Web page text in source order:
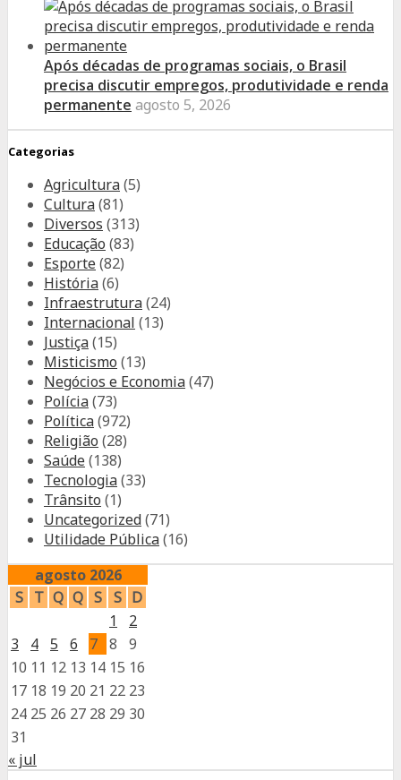
Após décadas de programas sociais, o Brasil
precisa discutir empregos, produtividade e renda
permanente agosto 5, 2026
Categorias
Agricultura(5)
Cultura(81)
Diversos (313)
Educação (83)
Esporte(82)
História(6)
Infraestrutura(24)
Internacional (13)
Justiça(15)
Misticismo (13)
Negócios e Economia(47)
Polícia(73)
Política(972)
Religião (28)
Saúde(138)
Tecnologia(33)
Trânsito (1)
Uncategorized(71)
Utilidade Pública(16)
agosto 2026
S
T Q Q S S D
1
2
3
4 5 6 7 8
9
10 11 12 13 14 15 16
17 18 19 20 21 22 23
24 25 26 27 28 29 30
31
« jul